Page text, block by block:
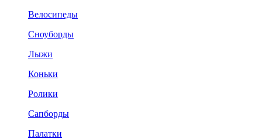
Велосипеды
Сноуборды
Лыжи
Коньки
Ролики
Сапборды
Палатки